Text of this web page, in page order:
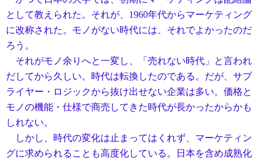
として教えられた。それが、1960年代からマーケティング
に改称された。モノがない時代には、それでよかったのだ
ろう。
それがモノ余りへと一変し、「売れない時代」と言われ
だしてから久しい。時代は転換したのである。だが、サプ
ライヤー・ロジックから抜け出せない企業は多い。価格と
モノの機能・仕様で商売してきた時代が長かったからかも
しれない。
しかし、時代の変化は止まってはくれず、マーケティン
グに求められることも高度化している。日本を含め成熟化